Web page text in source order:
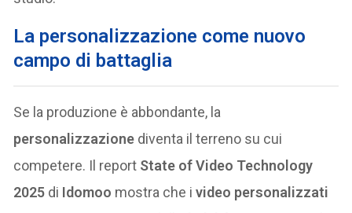
La personalizzazione come nuovo
campo di battaglia
Se la produzione è abbondante, la
personalizzazione diventa il terreno su cui
competere. Il report State of Video Technology
2025 di Idomoo mostra che ivideo personalizzati